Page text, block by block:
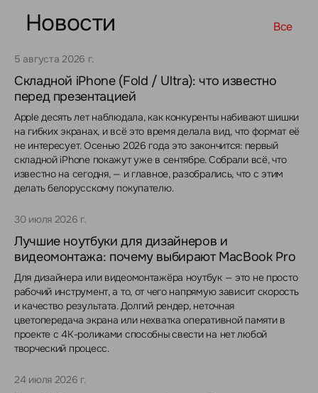
Новости Все
5 августа 2026 г.
Складной iPhone (Fold / Ultra): что известно
перед презентацией
Apple десять лет наблюдала, как конкуренты набивают шишки
на гибких экранах, и всё это время делала вид, что формат её
не интересует. Осенью 2026 года это закончится: первый
складной iPhone покажут уже в сентябре. Собрали всё, что
известно на сегодня, — и главное, разобрались, что с этим
делать белорусскому покупателю.
30 июля 2026 г.
Лучшие ноутбуки для дизайнеров и
видеомонтажа: почему выбирают MacBook Pro
Для дизайнера или видеомонтажёра ноутбук — это не просто
рабочий инструмент, а то, от чего напрямую зависит скорость
и качество результата. Долгий рендер, неточная
цветопередача экрана или нехватка оперативной памяти в
проекте с 4K-роликами способны свести на нет любой
творческий процесс.
24 июля 2026 г.